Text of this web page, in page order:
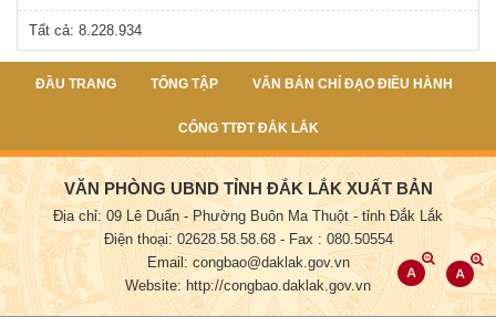
Tất cả: 8.228.934
ĐẦU TRANG TỔNG TẬP VĂN BẢN CHỈ ĐẠO ĐIỀU HÀNH
CỔNG TTĐT ĐẮK LẮK
VĂN PHÒNG UBND TỈNH ĐẮK LẮK XUẤT BẢN
Địa chỉ: 09 Lê Duẩn - Phường Buôn Ma Thuột - tỉnh Đắk Lắk
Điện thoại: 02628.58.58.68- Fax : 080.50554
Email: congbao@daklak.gov.vn
Website: http://congbao.daklak.gov.vn